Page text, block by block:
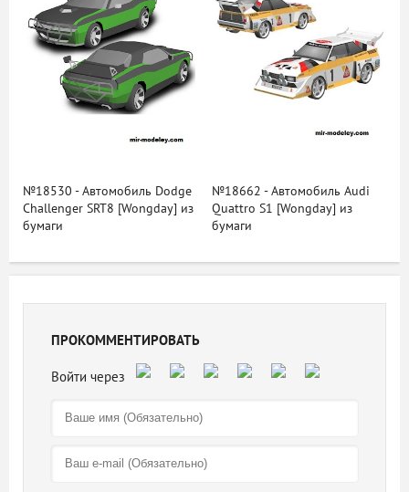
№18530 - Автомобиль Dodge
Challenger SRT8 [Wongday] из
бумаги
№18662 - Автомобиль Audi
Quattro S1 [Wongday] из
бумаги
ПРОКОММЕНТИРОВАТЬ